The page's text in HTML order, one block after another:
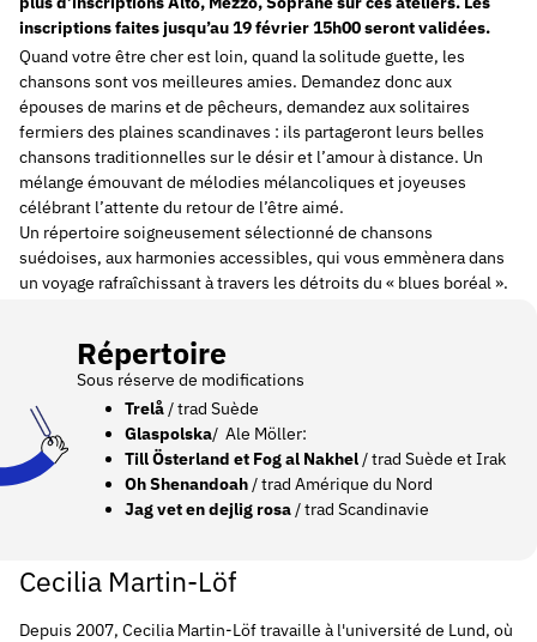
inscriptions faites jusqu’au 19 février 15h00 seront validées.
Quand votre être cher est loin, quand la solitude guette, les
chansons sont vos meilleures amies. Demandez donc aux
épouses de marins et de pêcheurs, demandez aux solitaires
fermiers des plaines scandinaves : ils partageront leurs belles
chansons traditionnelles sur le désir et l’amour à distance. Un
mélange émouvant de mélodies mélancoliques et joyeuses
célébrant l’attente du retour de l’être aimé.
Un répertoire soigneusement sélectionné de chansons
suédoises, aux harmonies accessibles, qui vous emmènera dans
un voyage rafraîchissant à travers les détroits du « blues boréal ».
Répertoire
Sous réserve de modifications
Trelå / trad Suède
Glaspolska/ Ale Möller:
Till Österland et Fog al Nakhel / trad Suède et Irak
Oh Shenandoah / trad Amérique du Nord
Jag vet en dejlig rosa / trad Scandinavie
Cecilia Martin-Löf
Depuis 2007, Cecilia Martin-Löf travaille à l'université de Lund, où